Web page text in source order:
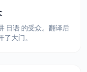
日语 的受众。翻译后
大门。